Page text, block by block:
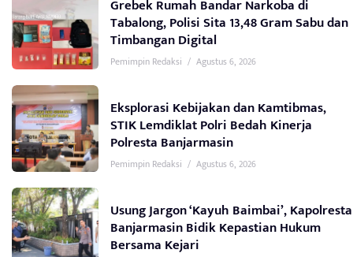
Grebek Rumah Bandar Narkoba di
Tabalong, Polisi Sita 13,48 Gram Sabu dan
Timbangan Digital
Pemimpin Redaksi / Agustus 6, 2026
Eksplorasi Kebijakan dan Kamtibmas,
STIK Lemdiklat Polri Bedah Kinerja
Polresta Banjarmasin
Pemimpin Redaksi / Agustus 6, 2026
Usung Jargon ‘Kayuh Baimbai’, Kapolresta
Banjarmasin Bidik Kepastian Hukum
Bersama Kejari